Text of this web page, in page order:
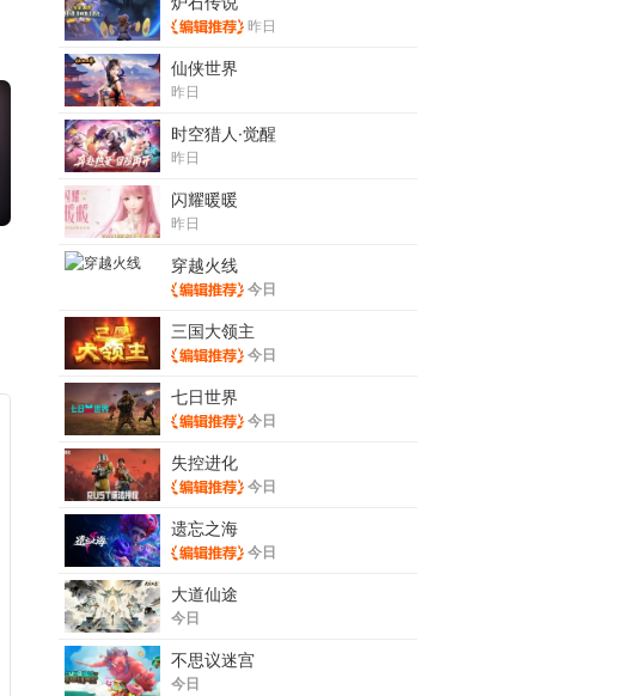
昨日
仙侠世界
昨日
时空猎人·觉醒
昨日
闪耀暖暖
昨日
穿越火线
今日
三国大领主
今日
七日世界
今日
失控进化
今日
遗忘之海
今日
大道仙途
今日
不思议迷宫
今日